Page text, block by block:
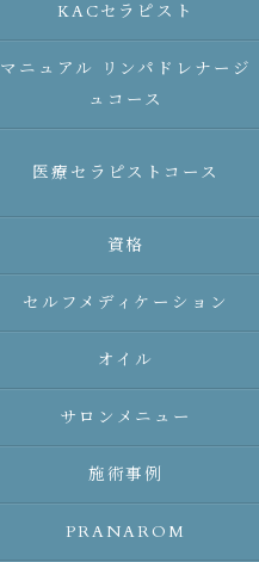
KACセラピスト
マニュアル リンパドレナージ
ュコース
医療セラピストコース
資格
セルフメディケーション
オイル
サロンメニュー
施術事例
PRANAROM